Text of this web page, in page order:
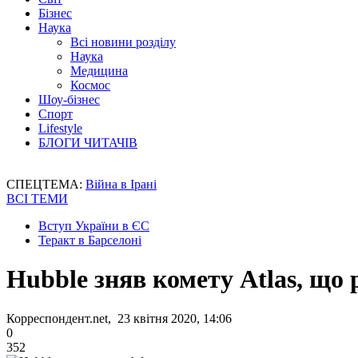
Бізнес
Наука
Всі новини розділу
Наука
Медицина
Космос
Шоу-бізнес
Спорт
Lifestyle
БЛОГИ ЧИТАЧІВ
СПЕЦТЕМА: Війна в Ірані
ВСІ ТЕМИ
Вступ України в ЄС
Теракт в Барселоні
Hubble зняв комету Atlas, що
Корреспондент.net, 23 квітня 2020, 14:06
0
352